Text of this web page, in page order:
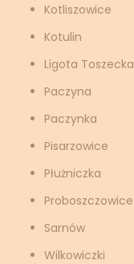
Kotliszowice
Kotulin
Ligota Toszecka
Paczyna
Paczynka
Pisarzowice
Płużniczka
Proboszczowice
Sarnów
Wilkowiczki